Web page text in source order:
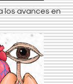
los avances en